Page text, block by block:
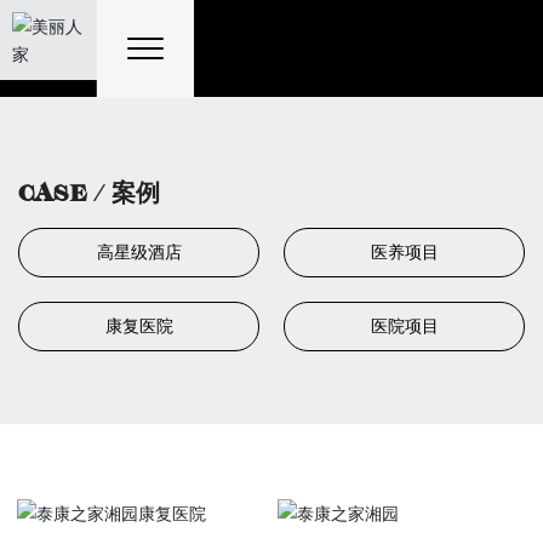
CASE / 案例
高星级酒店 医养项目
康复医院 医院项目